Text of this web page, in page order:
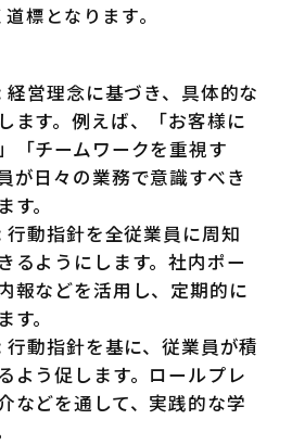
標となります。
経営理念に基づき、具体的な
ます。例えば、「お客様に
「チームワークを重視す
が日々の業務で意識すべき
。
行動指針を全従業員に周知
るようにします。社内ポー
報などを活用し、定期的に
。
行動指針を基に、従業員が積
よう促します。ロールプレ
などを通して、実践的な学